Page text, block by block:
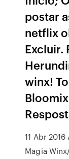
postar
netflix
Excluir.
winx!
11 Abr
Magia